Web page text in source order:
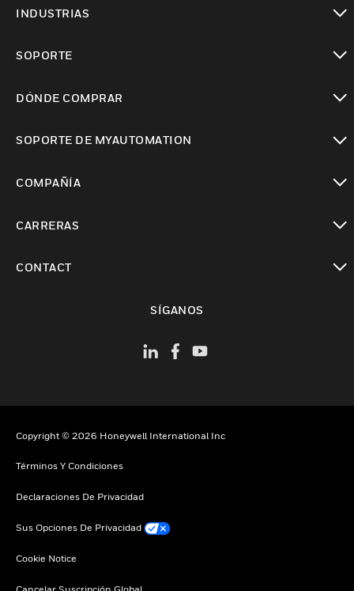
INDUSTRIAS
SOPORTE
DÓNDE COMPRAR
SOPORTE DE MYAUTOMATION
COMPAÑÍA
CARRERAS
CONTACT
SÍGANOS
Copyright © 2026 Honeywell International Inc
Términos Y Condiciones
Declaraciones De Privacidad
Sus Opciones De Privacidad
Cookie Notice